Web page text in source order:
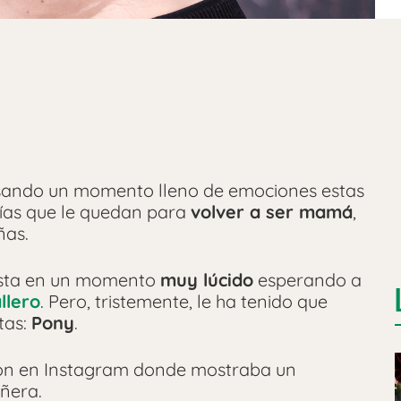
un momento lleno de emociones estas
que le quedan para volver a ser mamá,
en un momento muy lúcido esperando a
. Pero, tristemente, le ha tenido que
Pony.
en Instagram donde mostraba un